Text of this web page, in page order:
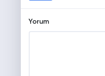
Yorum